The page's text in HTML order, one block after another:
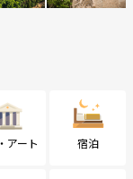
アート 宿泊